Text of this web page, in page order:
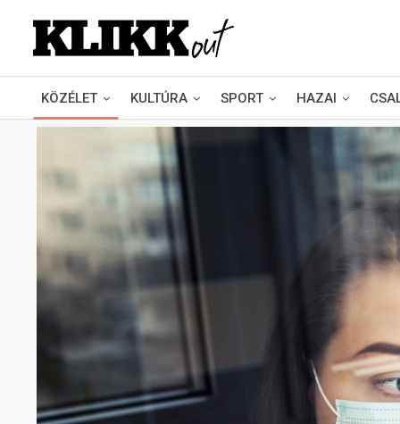
KÖZÉLET KULTÚRA SPORT HAZAI